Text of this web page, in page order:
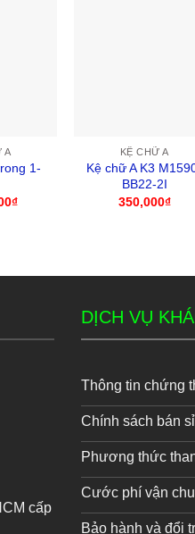
A
1-
₫
KỆ CHỮ A
Kệ chữ A K3
BB22-2I
350,000₫
cấp
DỊCH VỤ
Thông tin chứng
Chính sách bán sỉ
Phương thức
Cước phí vận
Bảo hành và đổi